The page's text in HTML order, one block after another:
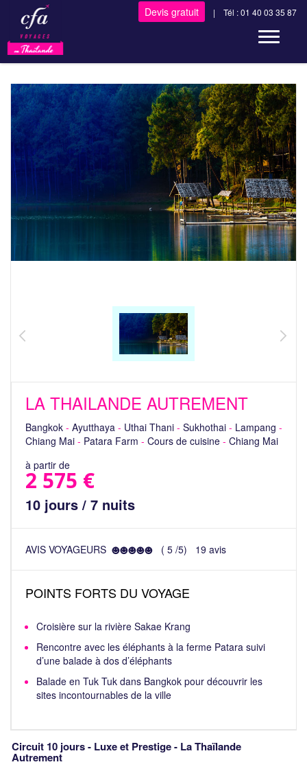
Devis gratuit | Tél : 01 40 03 35 87
Toggle
LA THAILANDE AUTREMENT
Bangkok - Ayutthaya - Uthai Thani - Sukhothai - Lampang -
Chiang Mai - Patara Farm - Cours de cuisine - Chiang Mai
à partir de
2 575 €
10 jours / 7 nuits
AVIS VOYAGEURS ( 5 /5) 19 avis
POINTS FORTS DU VOYAGE
Croisière sur la rivière Sakae Krang
Rencontre avec les éléphants à la ferme Patara suivi
d’une balade à dos d’éléphants
Balade en Tuk Tuk dans Bangkok pour découvrir les
sites incontournables de la ville
Circuit 10 jours - Luxe et Prestige - La Thaïlande
Autrement